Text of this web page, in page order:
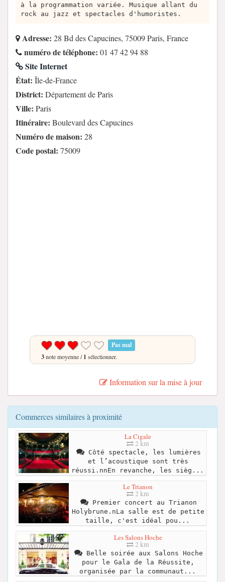
à la programmation variée. Musique allant du
rock au jazz et spectacles d'humoristes.
Adresse: 28 Bd des Capucines, 75009 Paris, France
numéro de téléphone: 01 47 42 94 88
Site Internet
État: Île-de-France
District: Département de Paris
Ville: Paris
Itinéraire: Boulevard des Capucines
Numéro de maison: 28
Code postal: 75009
Pas mal
3note moyenne /1 sélectionner.
Information sur la mise à jour
Commerces similaires à proximité
La Cigale
2 km
Côté spectacle, les lumières
et l’acoustique sont très
réussi.nnEn revanche, les sièg...
Le Trianon
2 km
Premier concert au Trianon
Holybrune.nLa salle est de petite
taille, c'est idéal pou...
Les Salons Hoche
2 km
Belle soirée aux Salons Hoche
pour le Gala de la Réussite,
organisée par la communaut...